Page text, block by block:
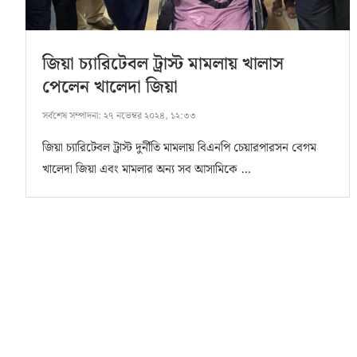
জিয়া চ্যারিটেবল ট্রাস্ট মামলায় খালাস
পেলেন খালেদা জিয়া
সর্বশেষ সম্পাদনা: ২৭ নভেম্বর ২০২৪, ১২:৩৩
জিয়া চ্যারিটেবল ট্রাস্ট দুর্নীতি মামলায় বিএনপি চেয়ারপারসন বেগম
খালেদা জিয়া এবং মামলার অন্য সব আসামিকে …